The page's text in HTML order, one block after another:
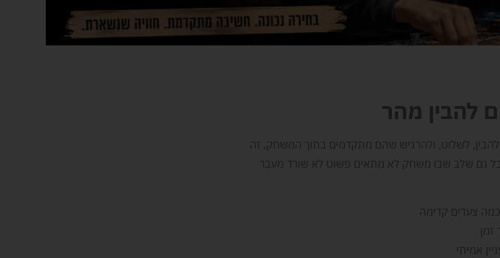
להבין מהר
להבין, לשלוט, ולהרגיש שהם מתקדמים בתוך המשחק. זה
גם שלב שבו משחק לא מתאים פשוט לא שורד מעבר
כמה צעדים קדימה
אמיתי